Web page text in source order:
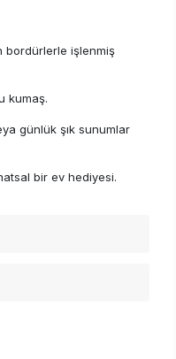
bordürlerle işlenmiş
kumaş.
günlük şık sunumlar
bir ev hediyesi.